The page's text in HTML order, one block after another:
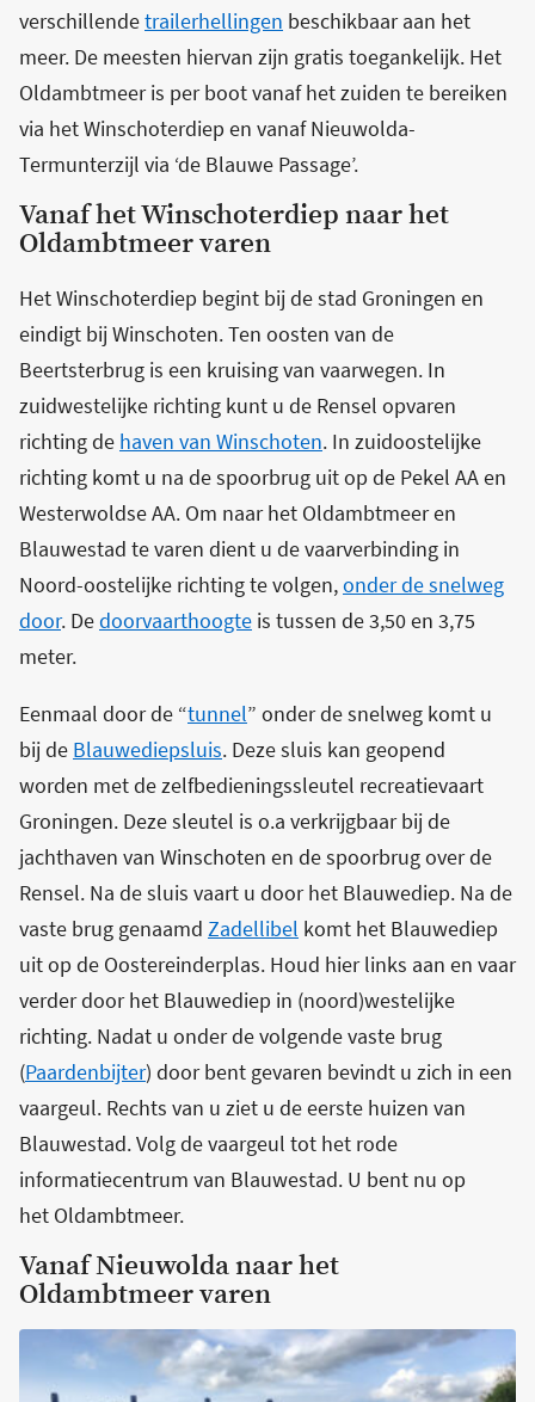
verschillendetrailerhellingen beschikbaar aan het
meer. De meesten hiervan zijn gratis toegankelijk. Het
Oldambtmeer is per boot vanaf het zuiden te bereiken
via het Winschoterdiep en vanaf Nieuwolda-
Termunterzijl via ‘de Blauwe Passage’.
Vanaf het Winschoterdiep naar het
Oldambtmeer varen
Het Winschoterdiep begint bij de stad Groningen en
eindigt bij Winschoten. Ten oosten van de
Beertsterbrug is een kruising van vaarwegen. In
zuidwestelijke richting kunt u de Rensel opvaren
richting de haven van Winschoten. In zuidoostelijke
richting komt u na de spoorbrug uit op de Pekel AA en
Westerwoldse AA. Om naar het Oldambtmeer en
Blauwestad te varen dient u de vaarverbinding in
Noord-oostelijke richting te volgen,onder de snelweg
door. Dedoorvaarthoogte is tussen de 3,50 en 3,75
meter.
Eenmaal door de “tunnel” onder de snelweg komt u
bij de Blauwediepsluis. Deze sluis kan geopend
worden met de zelfbedieningssleutel recreatievaart
Groningen. Deze sleutel is o.a verkrijgbaar bij de
jachthaven van Winschoten en de spoorbrug over de
Rensel. Na de sluis vaart u door het Blauwediep. Na de
vaste brug genaamd Zadellibel komt het Blauwediep
uit op de Oostereinderplas. Houd hier links aan en vaar
verder door het Blauwediep in (noord)westelijke
richting. Nadat u onder de volgende vaste brug
(Paardenbijter) door bent gevaren bevindt u zich in een
vaargeul. Rechts van u ziet u de eerste huizen van
Blauwestad. Volg de vaargeul tot het rode
informatiecentrum van Blauwestad. U bent nu op
het Oldambtmeer.
Vanaf Nieuwolda naar het
Oldambtmeer varen